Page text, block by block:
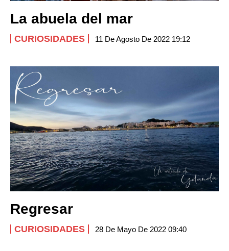
La abuela del mar
CURIOSIDADES 11 De Agosto De 2022 19:12
Regresar
CURIOSIDADES 28 De Mayo De 2022 09:40